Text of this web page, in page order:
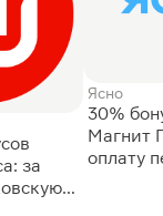
за
Ясно
30%
Магнит
оплату